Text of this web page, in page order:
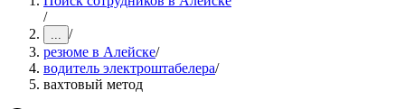
/
... /
резюме в Алейске/
водитель электроштабелера/
вахтовый метод